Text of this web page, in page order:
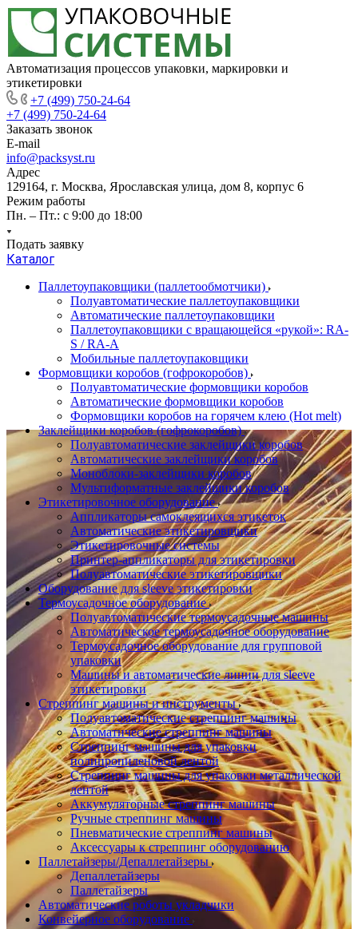
Автоматизация процессов упаковки, маркировки и
этикетировки
+7 (499) 750-24-64
+7 (499) 750-24-64
Заказать звонок
E-mail
info@packsyst.ru
Адрес
129164, г. Москва, Ярославская улица, дом 8, корпус 6
Режим работы
Пн. – Пт.: с 9:00 до 18:00
Подать заявку
Каталог
Паллетоупаковщики (паллетообмотчики)
Полуавтоматические паллетоупаковщики
Автоматические паллетоупаковщики
Паллетоупаковщики с вращающейся «рукой»: RA-
S / RA-A
Мобильные паллетоупаковщики
Формовщики коробов (гофрокоробов)
Полуавтоматические формовщики коробов
Автоматические формовщики коробов
Формовщики коробов на горячем клею (Hot melt)
Заклейщики коробов (гофрокоробов)
Полуавтоматические заклейщики коробов
Автоматические заклейщики коробов
Моноблоки-заклейщики коробов
Мультиформатные заклейщики коробов
Этикетировочное оборудование
Аппликаторы самоклеящихся этикеток
Автоматические этикетировщики
Этикетировочные системы
Принтер-аппликаторы для этикетировки
Полуавтоматические этикетировщики
Оборудование для sleeve этикетировки
Термоусадочное оборудование
Полуавтоматические термоусадочные машины
Автоматическое термоусадочное оборудование
Термоусадочное оборудование для групповой
упаковки
Машины и автоматические линии для sleeve
этикетировки
Стреппинг машины и инструменты
Полуавтоматические стреппинг машины
Автоматические стреппинг машины
Стреппинг машины для упаковки
полипропиленовой лентой
Стреппинг машины для упаковки металлической
лентой
Аккумуляторные стреппинг машины
Ручные стреппинг машины
Пневматические стреппинг машины
Аксессуары к стреппинг оборудованию
Паллетайзеры/Депаллетайзеры
Депаллетайзеры
Паллетайзеры
Автоматические роботы укладчики
Конвейерное оборудование